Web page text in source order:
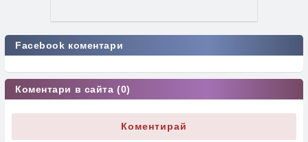
Facebook коментари
Коментари в сайта (0)
Коментирай